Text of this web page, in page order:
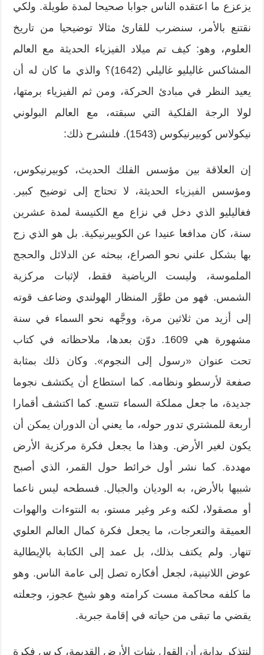
يزعزع ما اعتقده الناس جوابا صحيحا لمدة طويلة. ولكي
نقتنع بالأمر، سنضرب للقارئ مثالا توضيحيا من تاريخ
العلوم، وهو: كيف تم ميلاد الفيزياء الحديثة مع العالم
المشاكس غاليليو غاليلي (1642)؟ والذي ما كان له أن
يعيد النظر في مبادئ الحركة، ومن ثم الفيزياء برمتها،
لولا الرجة الفلكية التي سبقته، مع العالم البولوني
نيكولاس كوبيرنيكوس (1543). فلنشرح ذلك:
إن العلاقة بين مؤسس الفلك الحديث، كوبيرنيكوس،
ومؤسس
الفيزياء الحديثة، لا تحتاج إلى توضيح كبير.
فغاليليو الذي دخل في نزاع مع الكنيسة لمدة عشرين
سنة، كان مدافعا عنيدا عن الكوبيرنيكية. بل هو الذي زج
بها بشكل علني نحو الصراع، ببحثه عن الدلائل والحجج
الملموسة، وليست الرياضية فقط، لإثبات مركزية
الشمس. فهو من طوَّر المنظار الهولندي وضاعف قوته
إلى أزيد من ثلاثين مرة، ووجَّهه نحو السماء في سنة
مشهورة هي 1609. دوّن بعدها، ملاحظاته في كتاب
تحت عنوان «رسول إلى النجوم». وكان ذلك بمثابة
صفعة لأرسطو ونظامه. كما استطاع أن يكتشف نجوما
جديدة، ما جعل مملكة السماء تتسع. كما اكتشف أقمارا
أربعة للمشتري تدور حوله، ما يعني أن الدوران يمكن أن
يكون لغير الأرض. وهذا ما يجعل فكرة مركزية الأرض
مهددة. كما نشر أول خرائط حول القمر، الذي أصبح
شبيها بالأرض، به الوديان والجبال. فسطحه ليس ناعما
أو مصقولا، لكنه وعر وغير مستو، به النتوءات والهوات
العميقة والتعرجات، ما يجعل فكرة كمال العالم العلوي
تنهار. ولم يكتف بذلك، بل عمد إلى الكتابة بالإيطالية
عوض اللاتينية، لجعل أفكاره تصل إلى عامة الناس. وهو
ما كلفه محاكمة مست كرامته وهو شيخ عجوز، وجعلته
يقضي ما تبقى من حياته في إقامة جبرية.
لنتذكر بداية، أن القول بثبات الأرض القديمة، كرس فكرة